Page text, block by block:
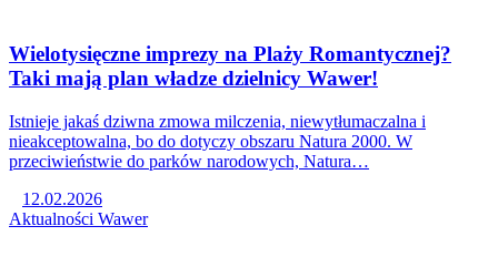
Wielotysięczne imprezy na Plaży Romantycznej?
Taki mają plan władze dzielnicy Wawer!
Istnieje jakaś dziwna zmowa milczenia, niewytłumaczalna i
nieakceptowalna, bo do dotyczy obszaru Natura 2000. W
przeciwieństwie do parków narodowych, Natura…
12.02.2026
Aktualności Wawer